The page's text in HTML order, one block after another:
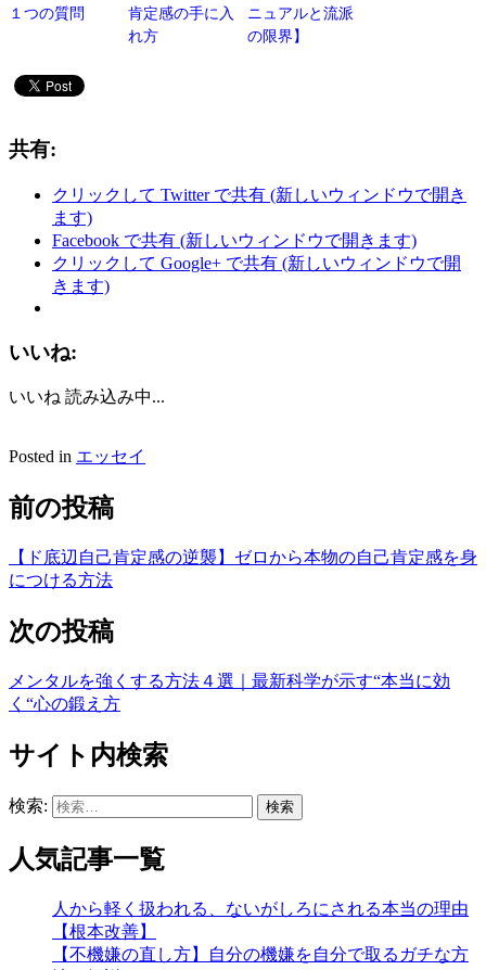
１つの質問
肯定感の手に入
れ方
ニュアルと流派
の限界】
共有:
クリックして Twitter で共有 (新しいウィンドウで開き
ます)
Facebook で共有 (新しいウィンドウで開きます)
クリックして Google+ で共有 (新しいウィンドウで開
きます)
いいね:
いいね 読み込み中...
Posted in エッセイ
前の投稿
【ド底辺自己肯定感の逆襲】ゼロから本物の自己肯定感を身
につける方法
次の投稿
メンタルを強くする方法４選｜最新科学が示す“本当に効
く“心の鍛え方
サイト内検索
検索:
人気記事一覧
人から軽く扱われる、ないがしろにされる本当の理由
【根本改善】
【不機嫌の直し方】自分の機嫌を自分で取るガチな方